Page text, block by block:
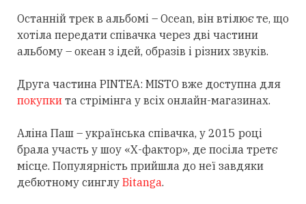
Останній трек в альбомі – Ocean, він втілює те, що
хотіла передати співачка через дві частини
альбому – океан з ідей, образів і різних звуків.
Друга частина PINTEA: MISTO вже доступна для
покупки та стрімінга у всіх онлайн-магазинах.
Аліна Паш – українська співачка, у 2015 році
брала участь у шоу «Х-фактор», де посіла третє
місце. Популярність прийшла до неї завдяки
дебютному синглу Bitanga.